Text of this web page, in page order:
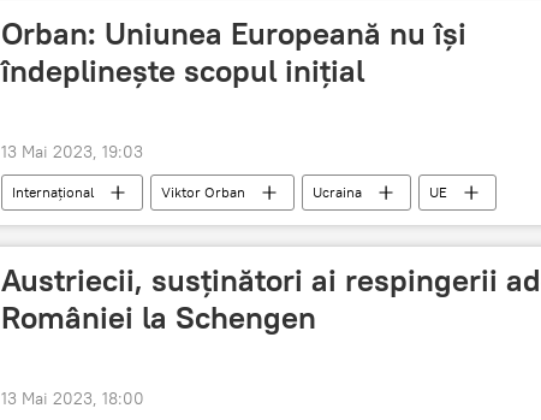
Orban: Uniunea Europeană nu își
îndeplinește scopul inițial
13 Mai 2023, 19:03
Internațional Viktor Orban Ucraina UE
Austriecii, susținători ai respingerii
României la Schengen
13 Mai 2023, 18:00